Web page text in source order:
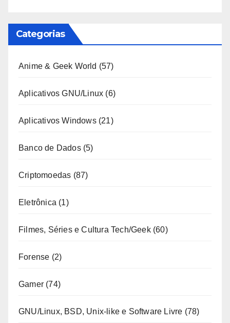
Categorias
Anime & Geek World (57)
Aplicativos GNU/Linux (6)
Aplicativos Windows(21)
Banco de Dados(5)
Criptomoedas (87)
Eletrônica (1)
Filmes, Séries e Cultura Tech/Geek(60)
Forense (2)
Gamer (74)
GNU/Linux, BSD, Unix-like e Software Livre (78)